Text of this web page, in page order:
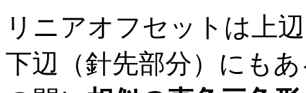
リニアオフセットは上
下辺（針先部分）にも